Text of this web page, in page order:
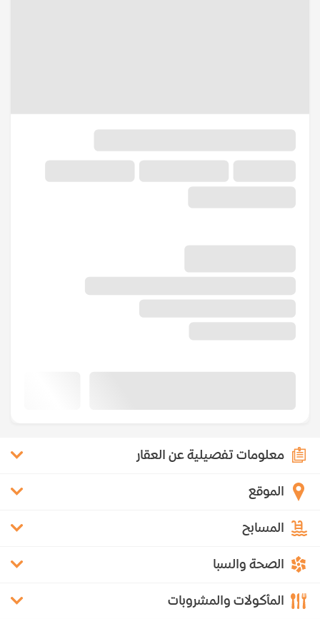
معلومات تفصيلية عن العقار
الموقع
المسابح
الصحة والسبا
المأكولات والمشروبات